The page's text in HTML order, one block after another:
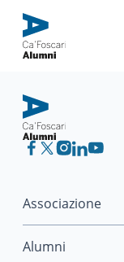
Associazione
Alumni